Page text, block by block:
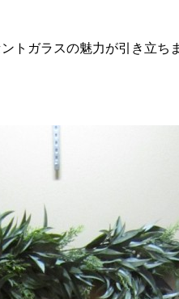
トガラスの魅力が引き立ち